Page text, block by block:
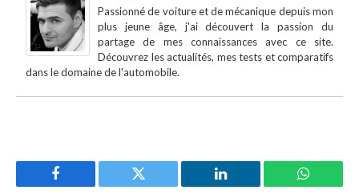
Passionné de voiture et de mécanique depuis mon
plus jeune âge, j'ai découvert la passion du
partage de mes connaissances avec ce site.
Découvrez les actualités, mes tests et comparatifs
dans le domaine de l'automobile.
Facebook Twitter LinkedIn